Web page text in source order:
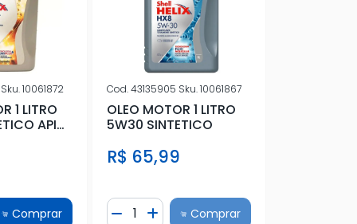
Sku.10061872
1 LITRO
API
Comprar
Cod.43135905 Sku.10061867
OLEO MOTOR 1 LITRO
5W30 SINTETICO
R$ 65,99
Quantidade Comprar